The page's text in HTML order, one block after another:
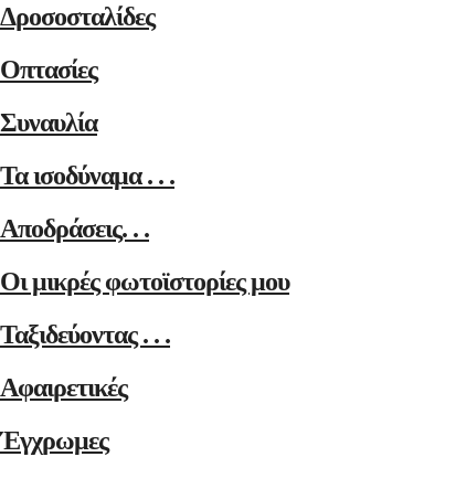
Δροσοσταλίδες
Οπτασίες
Συναυλία
Τα ισοδύναμα . . .
Αποδράσεις. . .
Οι μικρές φωτοϊστορίες μου
Ταξιδεύοντας . . .
Αφαιρετικές
Έγχρωμες